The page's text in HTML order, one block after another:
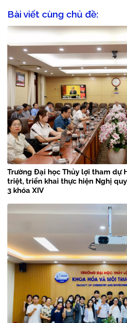
Bài viết cùng chủ đề:
Trường Đại học Thủy lợi tham dự
triệt, triển khai thực hiện Nghị
3 khóa XIV